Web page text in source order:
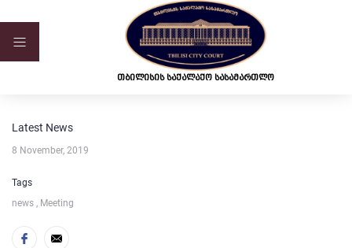
ვებ-გვერდი მუშაობს სატესტო რეჟიმში
თბილისის საქალაქო სასამართლო
Latest News
8 November, 2019
Tags
news , Meeting